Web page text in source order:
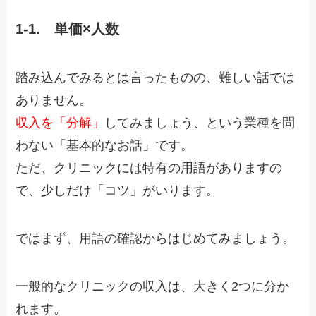
1-1. 単価×人数
踏み込んでみるとは言ったものの、難しい話では
ありません。
収入を「分解」
してみましょう、という業種を問
わない「基本的なお話」です。
ただ、クリニックには特有の用語がありますの
で、少しだけ「コツ」がいります。
ではまず、用語の確認からはじめてみましょう。
一般的なクリニックの収入は、大きく2つに分か
れます。